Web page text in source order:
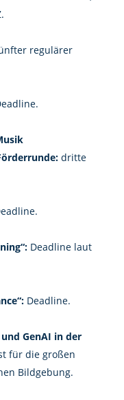
regulärer
dritte
Deadline laut
Deadline.
GenAI in der
für die großen
Bildgebung.